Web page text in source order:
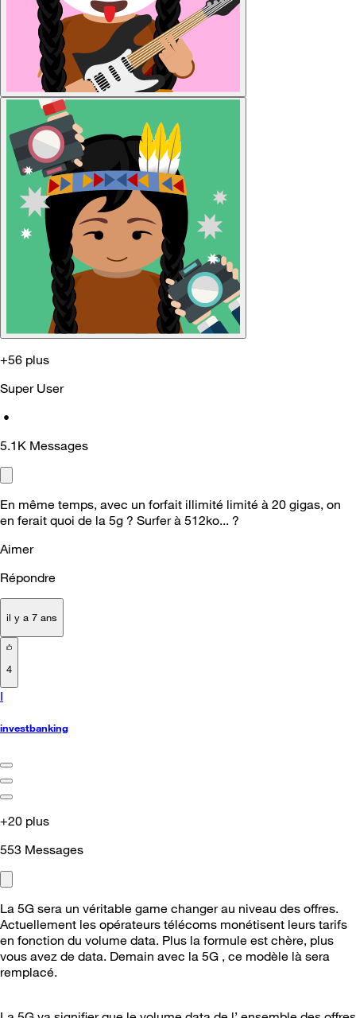
+56 plus
Super User
•
5.1K Messages
En même temps, avec un forfait illimité limité à 20 gigas, on
en ferait quoi de la 5g ? Surfer à 512ko... ?
Aimer
Répondre
il y a 7 ans
4
I
investbanking
+20 plus
553 Messages
La 5G sera un véritable game changer au niveau des offres.
Actuellement les opérateurs télécoms monétisent leurs tarifs
en fonction du volume data. Plus la formule est chère, plus
vous avez de data. Demain avec la 5G , ce modèle là sera
remplacé.